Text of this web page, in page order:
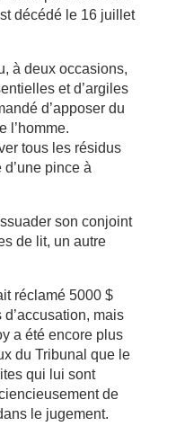
décédé le 16 juillet
à deux occasions,
et d’argiles
d’apposer du
l’homme.
tous les résidus
pince à
son conjoint
de lit, un autre
réclamé 5000 $
mais
a été encore plus
du Tribunal que le
qui lui sont
de
le jugement.